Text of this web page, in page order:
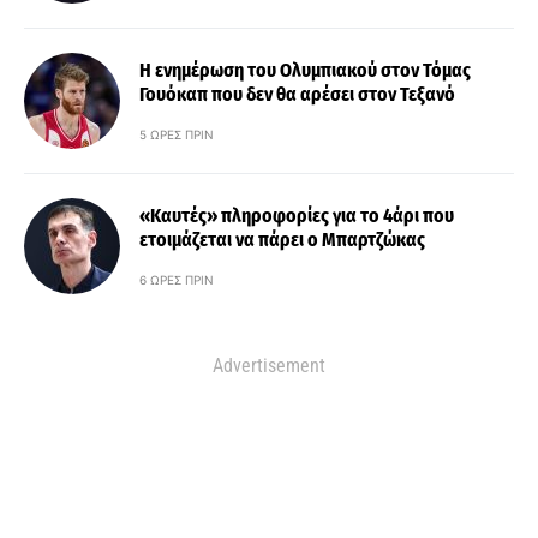
Η ενημέρωση του Ολυμπιακού στον Τόμας
Γουόκαπ που δεν θα αρέσει στον Τεξανό
5 ΏΡΕΣ ΠΡΙΝ
«Καυτές» πληροφορίες για το 4άρι που
ετοιμάζεται να πάρει ο Μπαρτζώκας
6 ΏΡΕΣ ΠΡΙΝ
Advertisement